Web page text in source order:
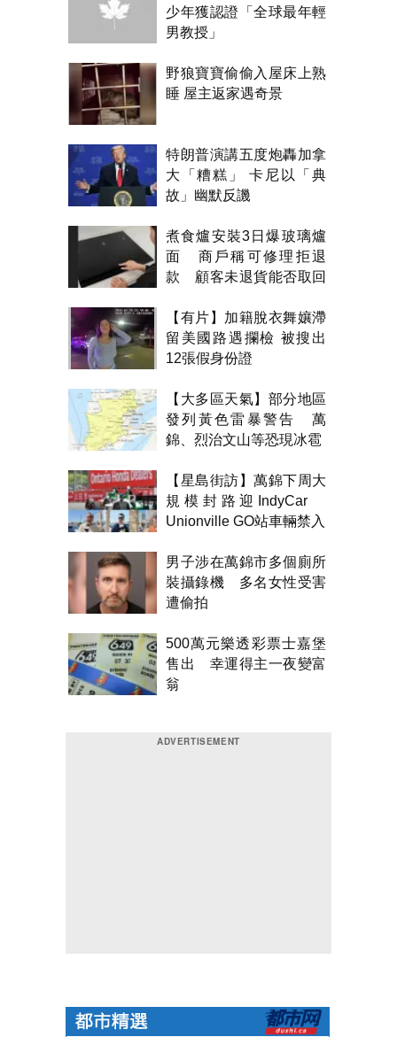
少年獲認證「全球最年輕
男教授」
野狼寶寶偷偷入屋床上熟
睡 屋主返家遇奇景
特朗普演講五度炮轟加拿
大「糟糕」 卡尼以「典
故」幽默反譏
煮食爐安裝3日爆玻璃爐
面 商戶稱可修理拒退
款 顧客未退貨能否取回
【有片】加籍脫衣舞孃滯
留美國路遇攔檢 被搜出
12張假身份證
【大多區天氣】部分地區
發列黃色雷暴警告 萬
錦、烈治文山等恐現冰雹
【星島街訪】萬錦下周大
規模封路迎IndyCar
Unionville GO站車輛禁入
男子涉在萬錦市多個廁所
裝攝錄機 多名女性受害
遭偷拍
500萬元樂透彩票士嘉堡
售出 幸運得主一夜變富
翁